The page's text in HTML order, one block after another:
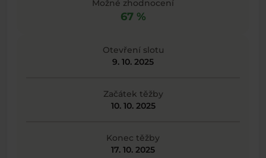
Možné zhodnocení
67 %
Otevření slotu
9. 10. 2025
Začátek těžby
10. 10. 2025
Konec těžby
17. 10. 2025